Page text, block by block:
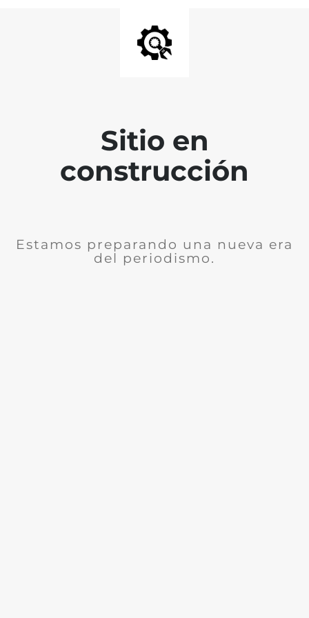
Sitio en
construcción
Estamos preparando una nueva era
del periodismo.